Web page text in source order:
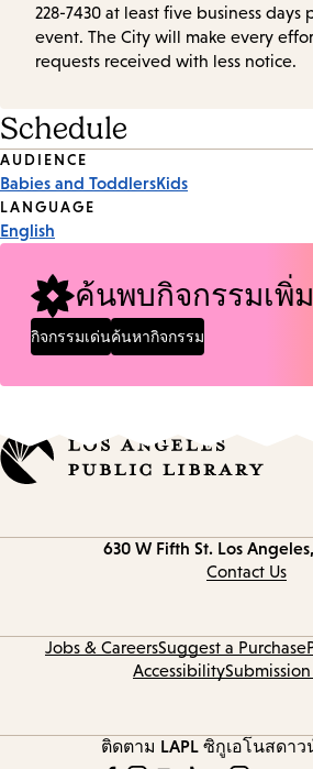
228-7430 at least five business days
event. The City will make every
requests received with less notice.
Schedule
Event
Tags
AUDIENCE
Babies and ToddlersKids
LANGUAGE
English
ค้นพบกิจกรรมเพิ่
กิจกรรมเด่นค้นหากิจกรรม
630 W Fifth St. Los
Contact Us
Jobs & CareersSuggest a Purchase
Accessibility
ติดตาม LAPL ซิกูเอโนสดาว